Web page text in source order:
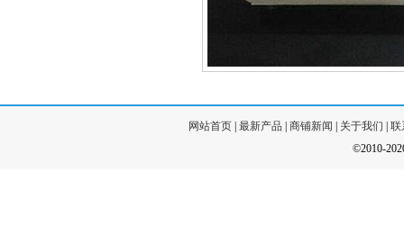
网站首页| 最新产品 商铺新闻 关于我们
联
©2010-